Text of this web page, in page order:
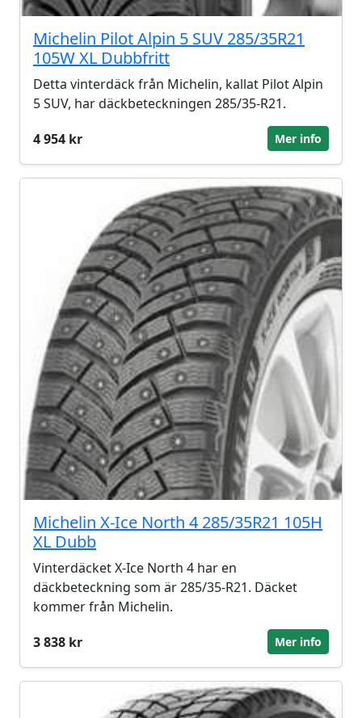
Michelin Pilot Alpin 5 SUV 285/35R21
105W XL Dubbfritt
Detta vinterdäck från Michelin, kallat Pilot Alpin
5 SUV, har däckbeteckningen 285/35-R21.
4 954 kr
Mer info
Michelin X-Ice North 4 285/35R21 105H
XL Dubb
Vinterdäcket X-Ice North 4 har en
däckbeteckning som är 285/35-R21. Däcket
kommer från Michelin.
3 838 kr
Mer info